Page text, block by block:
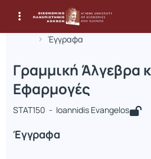
Αρχική Σελίδα
Έγγραφα
Μάθημα : Γραμμική
Κωδικός : STAT150
Γραμμική Άλγεβρα
Εφαρμογές
STAT150 - Ioannidis Evangelos
Έγγραφα